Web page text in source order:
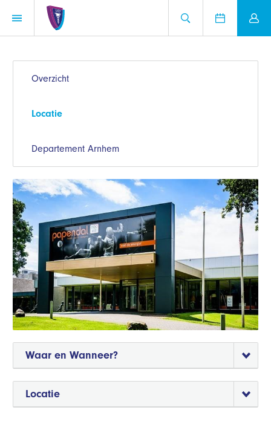
Overzicht
Locatie
Departement Arnhem
Waar en Wanneer?
Locatie